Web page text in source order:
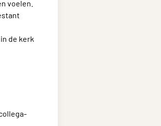
voelen.
de kerk